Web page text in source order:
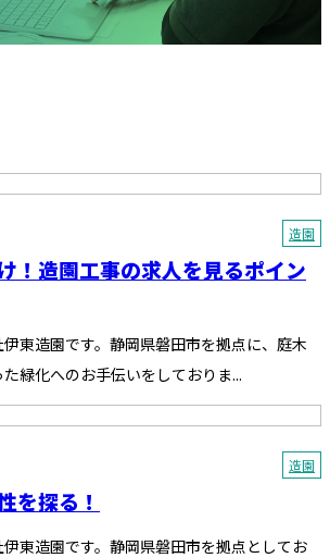
造園
！造園工事の求人を見るポイン
東造園です。静岡県磐田市を拠点に、庭木
緑化へのお手伝いをしておりま...
造園
を探る！
東造園です。静岡県磐田市を拠点としてお